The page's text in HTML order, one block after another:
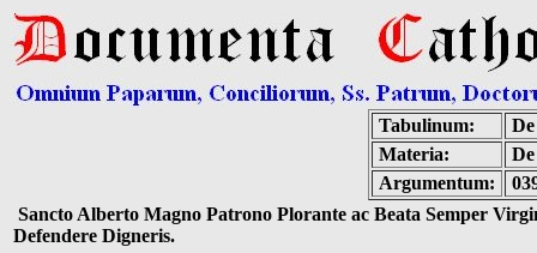
Tabulinum:
Materia:
Argumentum:
Sancto Alberto Magno Patrono Plorante ac Beata Semper
Defendere Digneris.